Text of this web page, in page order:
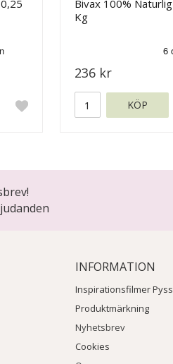
Bivax 100%
Kg
236 kr
KÖP
INFORMATION
Inspirationsfilmer
Produktmärkning
Nyhetsbrev
Cookies